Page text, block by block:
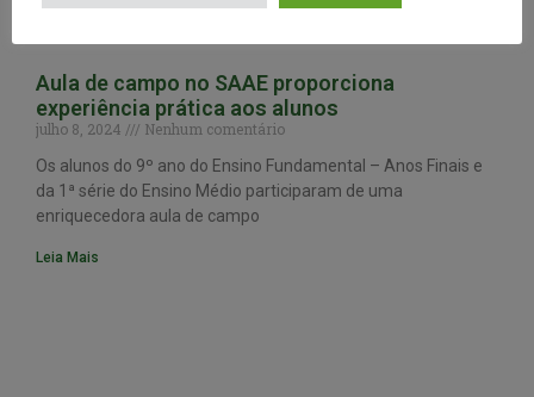
Aula de campo no SAAE proporciona
experiência prática aos alunos
julho 8, 2024
Nenhum comentário
Os alunos do 9º ano do Ensino Fundamental – Anos Finais e
da 1ª série do Ensino Médio participaram de uma
enriquecedora aula de campo
Leia Mais